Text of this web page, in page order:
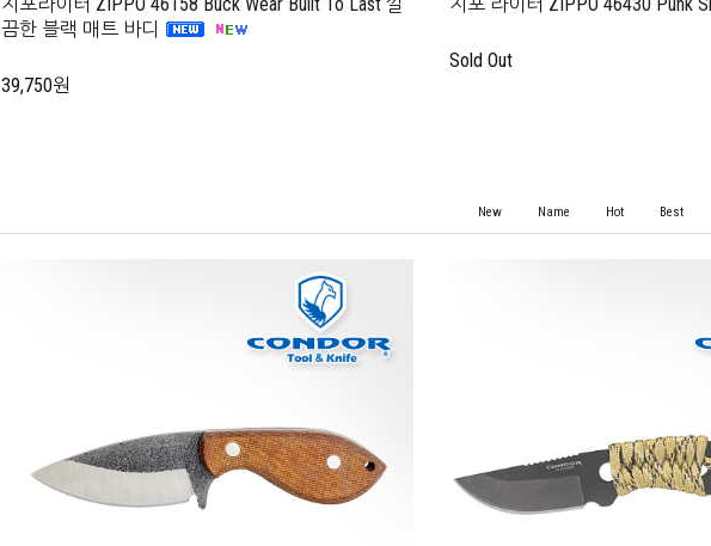
끔한 블랙 매트 바디
39,750원
Sold Out
New Name Hot Best